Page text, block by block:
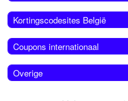
Kortingscodesites België
Coupons internationaal
Overige